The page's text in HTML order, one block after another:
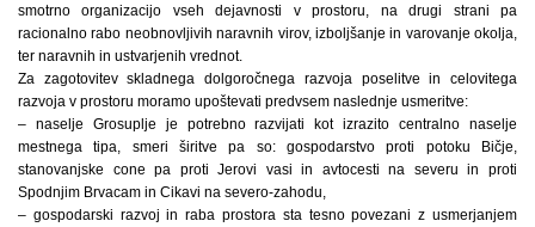
smotrno organizacijo vseh dejavnosti v prostoru, na drugi strani pa
racionalno rabo neobnovljivih naravnih virov, izboljšanje in varovanje okolja,
ter naravnih in ustvarjenih vrednot.
Za zagotovitev skladnega dolgoročnega razvoja poselitve in celovitega
razvoja v prostoru moramo upoštevati predvsem naslednje usmeritve:
– naselje Grosuplje je potrebno razvijati kot izrazito centralno naselje
mestnega tipa, smeri širitve pa so: gospodarstvo proti potoku Bičje,
stanovanjske cone pa proti Jerovi vasi in avtocesti na severu in proti
Spodnjim Brvacam in Cikavi na severo-zahodu,
– gospodarski razvoj in raba prostora sta tesno povezani z usmerjanjem